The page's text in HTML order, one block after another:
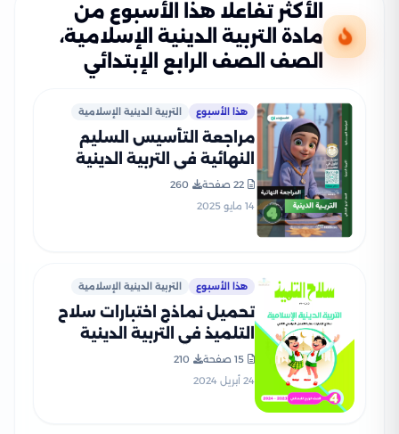
الأكثر تفاعلًا هذا الأسبوع من
مادة التربية الدينية الإسلامية،
الصف الصف الرابع الإبتدائي
هذا الأسبوع التربية الدينية الإسلامية
مراجعة التأسيس السليم
النهائية في التربية الدينية
الاسلامية لرابعة ابتدائي الترم
الثاني PDF بالاجابات
22 صفحة
260
14 مايو 2025
هذا الأسبوع التربية الدينية الإسلامية
تحميل نماذج اختبارات سلاح
التلميذ في التربية الدينية
الاسلامية للصف الرابع
الابتدائي مع إجاباتها
15 صفحة
210
24 أبريل 2024